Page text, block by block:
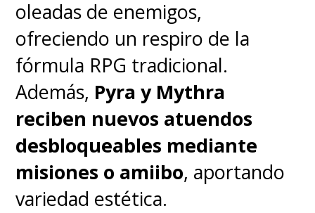
oleadas de enemigos,
ofreciendo un respiro de la
fórmula RPG tradicional.
Además, Pyra y Mythra
reciben nuevos atuendos
desbloqueables mediante
misiones o amiibo, aportando
variedad estética.